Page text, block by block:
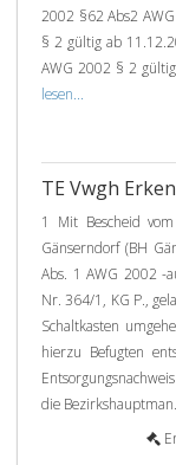
2002 §62 Abs2
§ 2 gültig ab
AWG 2002 § 2
lesen...
TE Vwgh
1 Mit Bescheid
Gänserndorf (BH
Abs. 1 AWG 2002 -
Nr. 364/1, KG P.,
Schaltkasten
hierzu Befugten
die